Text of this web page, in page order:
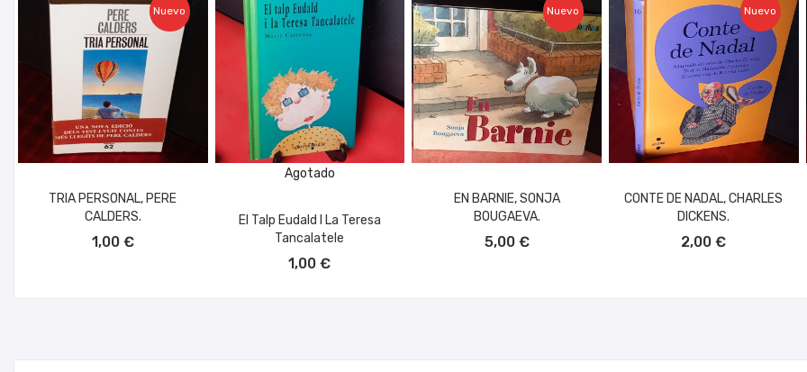
Nuevo
TRIA PERSONAL, PERE
CALDERS.
1,00 €
Agotado
El Talp Eudald I La Teresa
Tancalatele
1,00 €
Nuevo
EN BARNIE, SONJA
BOUGAEVA.
5,00 €
Nuevo
CONTE DE NADAL, CHARLES
DICKENS.
2,00 €